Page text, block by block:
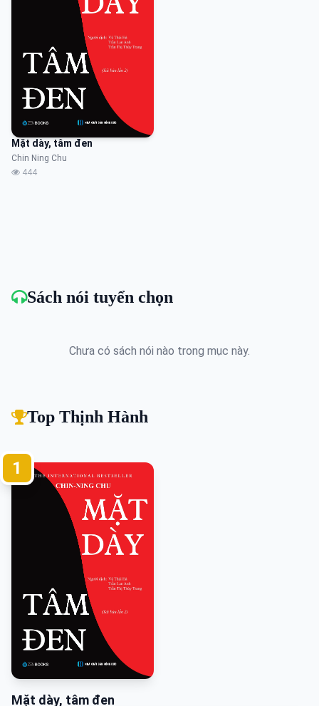
Mặt dày, tâm đen
Chin Ning Chu
444
Sách nói tuyển chọn
Chưa có sách nói nào trong mục này.
Top Thịnh Hành
1
Mặt dày, tâm đen